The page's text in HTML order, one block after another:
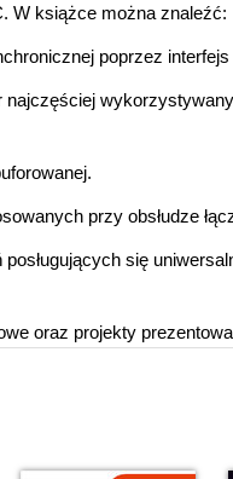
W książce można znaleźć:
poprzez interfejs
przy obsłudze
się
oraz projekty